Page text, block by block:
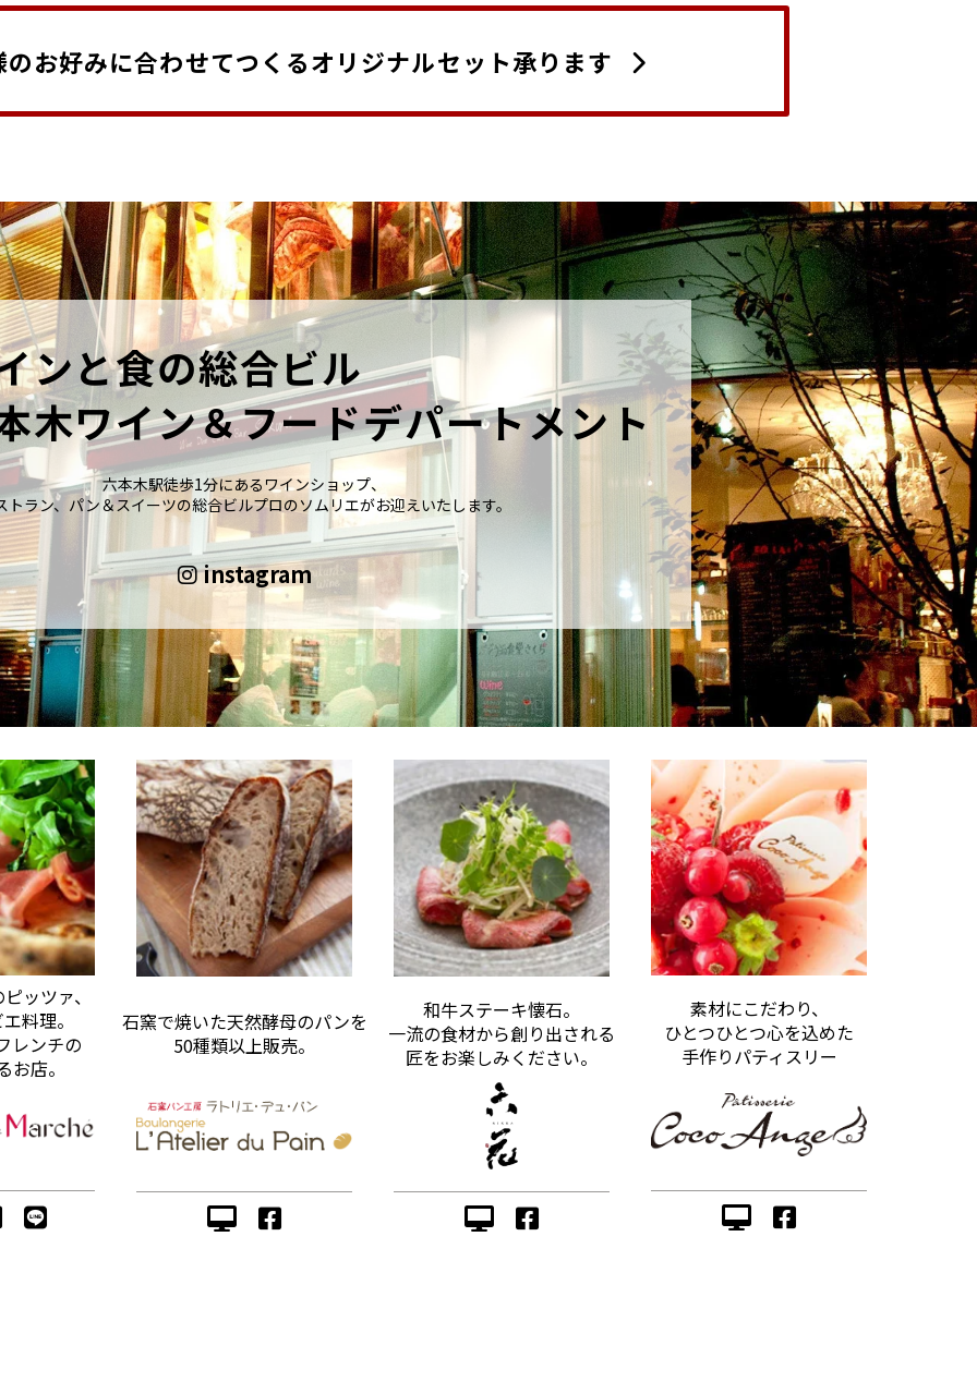
のお好みに合わせてつくるオリジナルセット承ります
ンと食の総合ビル
木ワイン＆フードデパートメント
六本木駅徒歩1分にあるワインショップ、
トラン、パン＆スイーツの総合ビルプロのソムリエがお迎えいたします。
instagram
ッツァ、
料理。
レンチの
お店。
石窯で焼いた天然酵母のパンを
50種類以上販売。
和牛ステーキ懐石。
一流の食材から創り出される
匠をお楽しみください。
素材にこだわり、
ひとつひとつ心を込めた
手作りパティスリー